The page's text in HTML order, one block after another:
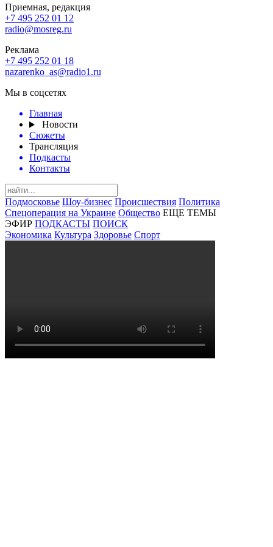
Приемная, редакция
+7 495 252 01 12
radio@mosreg.ru
Реклама
+7 495 252 01 18
nazarenko_as@radio1.ru
Мы в соцсетях
Главная
Новости
Сюжеты
Трансляция
Подкасты
Контакты
Подмосковье Шоу-бизнес Происшествия Политика
Спецоперация на Украине Общество ЕЩЕ ТЕМЫ
ЭФИР ПОДКАСТЫ ПОИСК
Экономика Культура Здоровье Спорт